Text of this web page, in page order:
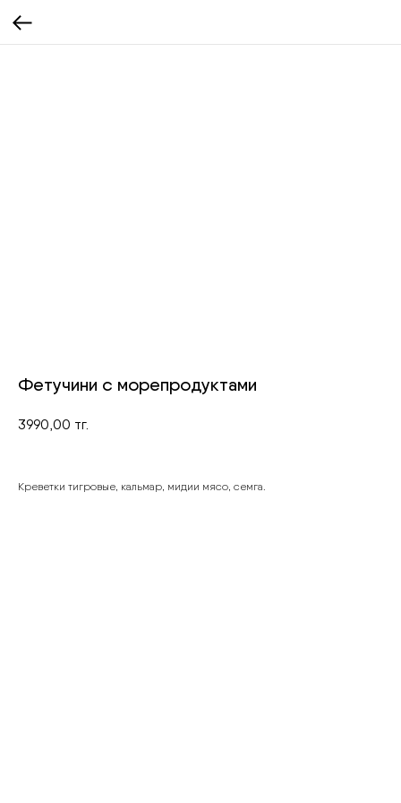
Фетучини с морепродуктами
3990,00 тг.
Креветки тигровые, кальмар, мидии мясо, семга.